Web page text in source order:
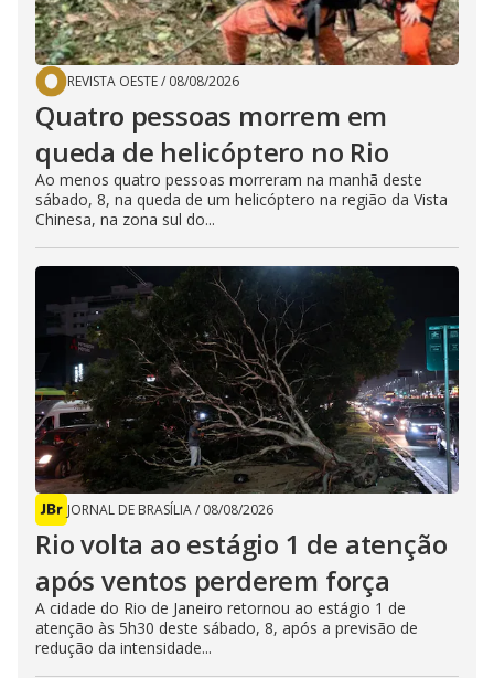
REVISTA OESTE/ 08/08/2026
Quatro pessoas morrem em
queda de helicóptero no Rio
Ao menos quatro pessoas morreram na manhã deste
sábado, 8, na queda de um helicóptero na região da Vista
Chinesa, na zona sul do...
JORNAL DE BRASÍLIA/ 08/08/2026
Rio volta ao estágio 1 de atenção
após ventos perderem força
A cidade do Rio de Janeiro retornou ao estágio 1 de
atenção às 5h30 deste sábado, 8, após a previsão de
redução da intensidade...